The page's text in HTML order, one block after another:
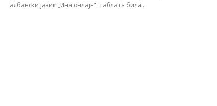
албански јазик „Ина онлајн“, таблата била...